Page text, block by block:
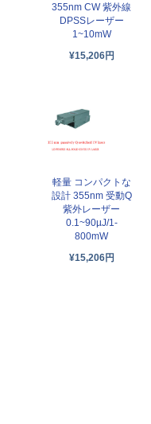
355nm CW 紫外線
DPSSレーザー
1~10mW
¥15,206円
軽量 コンパクトな
設計 355nm 受動Q
紫外レーザー
0.1~90µJ/1-
800mW
¥15,206円